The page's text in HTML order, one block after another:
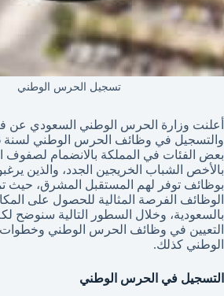
تسجيل الحرس الوطني
أعلنت وزارة الحرس الوطني السعودي عن
بعض الفئات في المملكة بالانضمام لصفوف
بالأخص الشباب الخريجين الجدد، والذين
بوظائف توفر لهم المستقبل المشرق، حيث
الوظائف الفرصة المثالية للحصول على
بالسعودية، وخلال السطور التالية سنوضح
التعيين في وظائف الحرس الوطني
الوطني كذلك.
التسجيل في الحرس الوطني